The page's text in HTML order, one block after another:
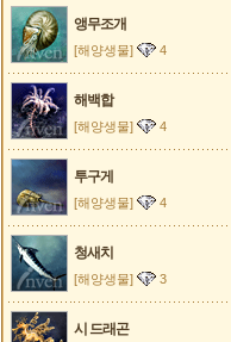
앵무조개
[해양생물] 4
해백합
[해양생물] 4
투구게
[해양생물] 4
청새치
[해양생물] 3
시 드래곤